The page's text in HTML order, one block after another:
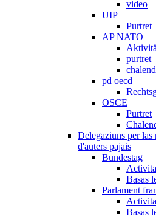
video
UIP
Purtret
AP NATO
purtret
pd oecd
OSCE
Purtret
Delegaziuns per las
d'auters pajais
Bundestag
Basas
Parlament
Basas